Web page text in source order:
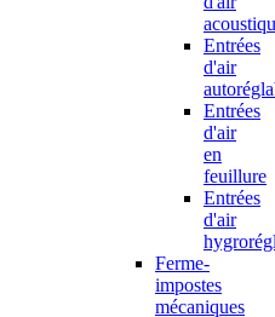
Entrées
d'air
Entrées
d'air
en
feuillure
Entrées
d'air
Ferme-
impostes
mécaniques